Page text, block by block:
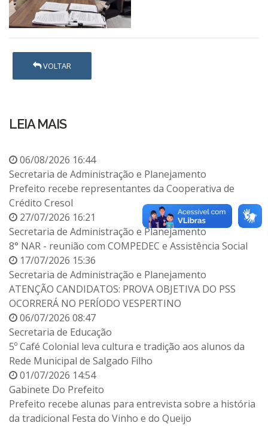
VOLTAR
LEIA MAIS
06/08/2026 16:44
Secretaria de Administração e Planejamento
Prefeito recebe representantes da Cooperativa de
Crédito Cresol
27/07/2026 16:21
Secretaria de Administração e Planejamento
8° NAR - reunião com COMPEDEC e Assistência Social
17/07/2026 15:36
Secretaria de Administração e Planejamento
ATENÇÃO CANDIDATOS: PROVA OBJETIVA DO PSS
OCORRERÁ NO PERÍODO VESPERTINO
06/07/2026 08:47
Secretaria de Educação
5º Café Colonial leva cultura e tradição aos alunos da
Rede Municipal de Salgado Filho
01/07/2026 14:54
Gabinete Do Prefeito
Prefeito recebe alunas para entrevista sobre a história
da tradicional Festa do Vinho e do Queijo